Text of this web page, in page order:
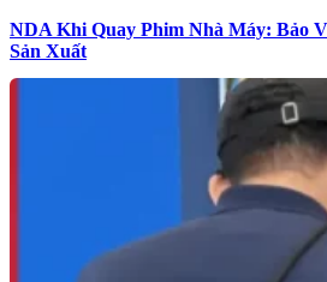
NDA Khi Quay Phim Nhà Máy: Bảo
Sản Xuất